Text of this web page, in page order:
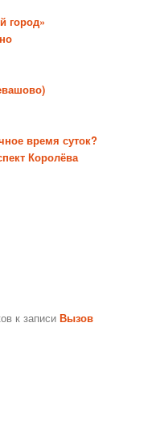
город»
время суток?
Королёва
к записиВызов